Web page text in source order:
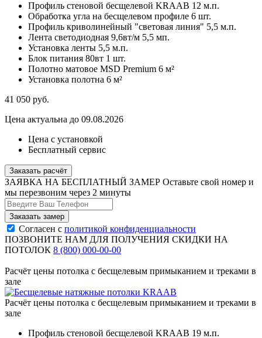
Профиль стеновой бесщелевой KRAAB 12 м.п.
Обработка угла на бесщелевом профиле 6 шт.
Профиль криволинейный "световая линия" 5,5 м.п.
Лента светодиодная 9,6вт/м 5,5 мп.
Установка ленты 5,5 м.п.
Блок питания 80вт 1 шт.
Полотно матовое MSD Premium 6 м²
Установка полотна 6 м²
41 050 руб.
Цена актуальна до 09.08.2026
Цена с установкой
Бесплатный сервис
Заказать расчёт
ЗАЯВКА НА БЕСПЛАТНЫЙ ЗАМЕР Оставьте свой номер и
мы перезвоним через 2 минуты
Согласен с политикой конфиденциальности
ПОЗВОНИТЕ НАМ ДЛЯ ПОЛУЧЕНИЯ СКИДКИ НА
ПОТОЛОК 8 (800) 000-00-00
Расчёт цены потолка с бесщелевым примыканием и треками в
зале
Расчёт цены потолка с бесщелевым примыканием и треками в
зале
Профиль стеновой бесщелевой KRAAB 19 м.п.